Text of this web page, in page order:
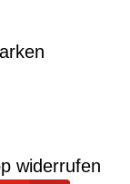
widerrufen